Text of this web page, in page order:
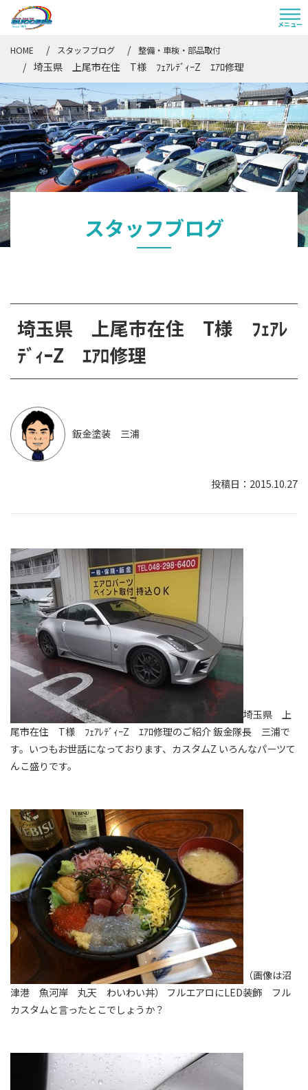
HOME スタッフブログ 整備・車検・部品取付
埼玉県 上尾市在住 T様 ﾌｪｱﾚﾃﾞｨｰZ ｴｱﾛ修理
スタッフブログ
埼玉県 上尾市在住 T様 ﾌｪｱﾚ
ﾃﾞｨｰZ ｴｱﾛ修理
鈑金塗装 三浦
2015.10.27
埼玉県 上
尾市在住 T様 ﾌｪｱﾚﾃﾞｨｰZ ｴｱﾛ修理のご紹介 鈑金隊長 三浦で
す。いつもお世話になっております、カスタムZ いろんなパーツて
んこ盛りです。
（画像は沼
津港 魚河岸 丸天 わいわい丼） フルエアロにLED装飾 フル
カスタムと言ったとこでしょうか？